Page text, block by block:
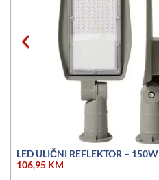
LED ULIČNI REFLEKTOR – 150W
106,95 KM